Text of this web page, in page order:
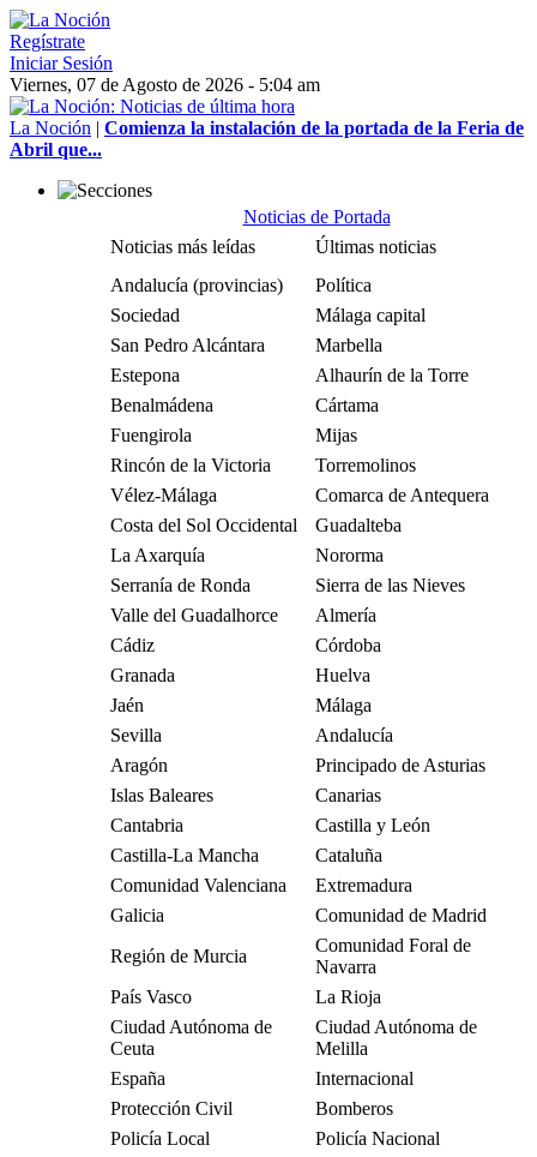
Regístrate
Iniciar Sesión
Viernes, 07 de Agosto de 2026 - 5:04 am
La Noción | Comienza la instalación de la portada de la Feria de
Abril que...
Noticias de Portada
Noticias más leídas
Últimas noticias
Andalucía (provincias)
Política
Sociedad
Málaga capital
San Pedro Alcántara
Marbella
Estepona
Alhaurín de la Torre
Benalmádena
Cártama
Fuengirola
Mijas
Rincón de la Victoria
Torremolinos
Vélez-Málaga
Comarca de Antequera
Costa del Sol Occidental
Guadalteba
La Axarquía
Nororma
Serranía de Ronda
Sierra de las Nieves
Valle del Guadalhorce
Almería
Cádiz
Córdoba
Granada
Huelva
Jaén
Málaga
Sevilla
Andalucía
Aragón
Principado de Asturias
Islas Baleares
Canarias
Cantabria
Castilla y León
Castilla-La Mancha
Cataluña
Comunidad Valenciana
Extremadura
Galicia
Comunidad de Madrid
Región de Murcia
Comunidad Foral de
Navarra
País Vasco
La Rioja
Ciudad Autónoma de
Ceuta
Ciudad Autónoma de
Melilla
España
Internacional
Protección Civil
Bomberos
Policía Local
Policía Nacional